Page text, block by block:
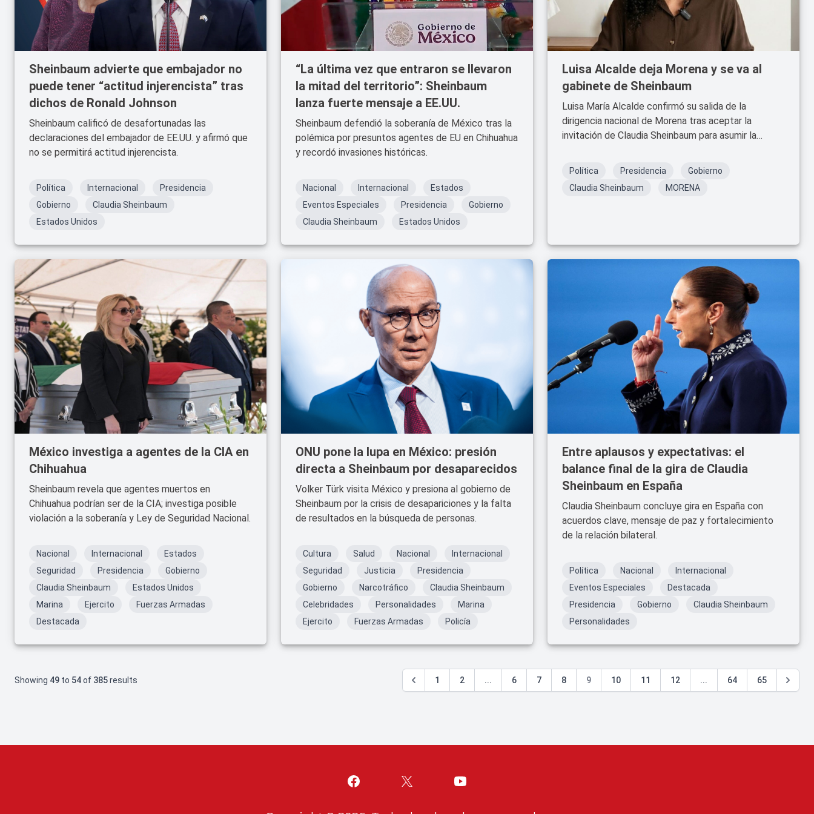
Sheinbaum advierte que embajador no
puede tener “actitud injerencista” tras
dichos de Ronald Johnson
Sheinbaum calificó de desafortunadas las
declaraciones del embajador de EE.UU. y afirmó que
no se permitirá actitud injerencista.
Política Internacional
Presidencia
Gobierno
Claudia Sheinbaum
Estados Unidos
“La última vez que entraron se llevaron
la mitad del territorio”: Sheinbaum
lanza fuerte mensaje a EE.UU.
Sheinbaum defendió la soberanía de México tras la
polémica por presuntos agentes de EU en Chihuahua
y recordó invasiones históricas.
Nacional Internacional
Estados
Eventos Especiales
Presidencia
Gobierno
Claudia Sheinbaum
Estados Unidos
Luisa Alcalde deja Morena y se va al
gabinete de Sheinbaum
Luisa María Alcalde confirmó su salida de la
dirigencia nacional de Morena tras aceptar la
invitación de Claudia Sheinbaum para asumir la
Política Presidencia
Gobierno
Claudia Sheinbaum
MORENA
México investiga a agentes de la CIA en
Chihuahua
Sheinbaum revela que agentes muertos en
Chihuahua podrían ser de la CIA; investiga posible
violación a la soberanía y Ley de Seguridad Nacional.
Nacional Internacional
Estados
Seguridad
Presidencia
Gobierno
Claudia Sheinbaum
Estados Unidos
Marina
Ejercito
Fuerzas Armadas
Destacada
ONU pone la lupa en México: presión
directa a Sheinbaum por desaparecidos
Volker Türk visita México y presiona al gobierno de
Sheinbaum por la crisis de desapariciones y la falta
de resultados en la búsqueda de personas.
Cultura Salud Nacional
Internacional
Seguridad
Justicia
Presidencia
Gobierno
Narcotráfico
Claudia Sheinbaum
Celebridades
Personalidades
Marina
Ejercito
Fuerzas Armadas Policía
Entre aplausos y expectativas: el
balance final de la gira de Claudia
Sheinbaum en España
Claudia Sheinbaum concluye gira en España con
acuerdos clave, mensaje de paz y fortalecimiento
de la relación bilateral.
Política Nacional
Internacional
Eventos Especiales
Destacada
Presidencia
Gobierno
Claudia Sheinbaum
Personalidades
Showing 49 to 54of 385results 1 2 ... 6 7 8 9 10 11 12 ... 64 65